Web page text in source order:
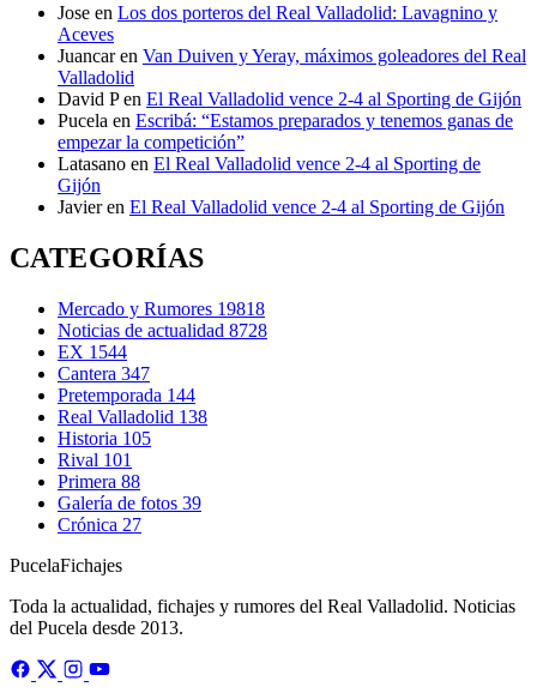
Jose en Los dos porteros del Real Valladolid: Lavagnino y
Aceves
Juancar en Van Duiven y Yeray, máximos goleadores del Real
Valladolid
David P en El Real Valladolid vence 2-4 al Sporting de Gijón
Pucela en Escribá: “Estamos preparados y tenemos ganas de
empezar la competición”
Latasano en El Real Valladolid vence 2-4 al Sporting de
Gijón
Javier en El Real Valladolid vence 2-4 al Sporting de Gijón
CATEGORÍAS
Mercado y Rumores 19818
Noticias de actualidad 8728
EX 1544
Cantera 347
Pretemporada 144
Real Valladolid 138
Historia 105
Rival 101
Primera 88
Galería de fotos 39
Crónica 27
PucelaFichajes
Toda la actualidad, fichajes y rumores del Real Valladolid. Noticias
del Pucela desde 2013.